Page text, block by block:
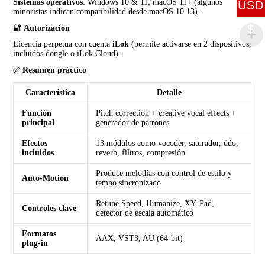
Sistemas operativos: Windows 10 & 11; macOS 11+ (algunos
minoristas indican compatibilidad desde macOS 10.13) .
🔐Autorización
Licencia perpetua con cuentaiLok (permite activarse en 2 dispositivos,
incluidos dongle o iLok Cloud).
✅ Resumen práctico
Característica Detalle
Función
principal
Pitch correction + creative vocal effects +
generador de patrones
Efectos
incluidos
13 módulos como vocoder, saturador, dúo,
reverb, filtros, compresión
Auto‑Motion
Produce melodías con control de estilo y
tempo sincronizado
Controles clave
Retune Speed, Humanize, XY‑Pad,
detector de escala automático
Formatos
plug‑in
AAX, VST3, AU (64‑bit)
USD
$